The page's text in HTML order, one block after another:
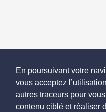
En poursuivant votre
vous acceptez
autres traceurs pour
contenu ciblé et réaliser